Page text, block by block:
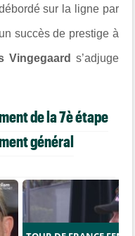
sur la ligne par
succès de prestige à
Vingegaard s’adjuge
de la 7è étape
général